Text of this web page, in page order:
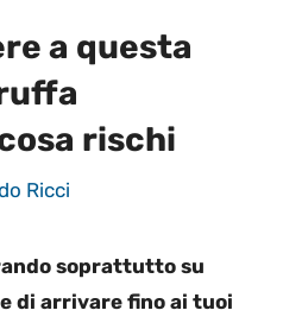
a questa
rischi
Ricci
soprattutto su
di arrivare fino ai tuoi